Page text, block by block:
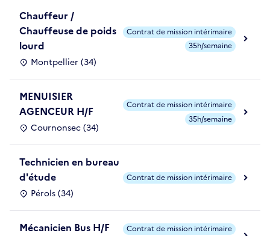
Chauffeur /
Chauffeuse de poids
lourd
Montpellier (34)
Contrat de mission intérimaire
35h/semaine
MENUISIER
AGENCEUR H/F
Cournonsec (34)
Contrat de mission intérimaire
35h/semaine
Technicien en bureau
d'étude
Pérols (34)
Contrat de mission intérimaire
Mécanicien Bus H/F
Contrat de mission intérimaire